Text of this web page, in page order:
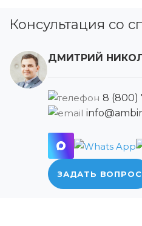
Консультация со
ДМИТРИЙ
8 (800)
ЗАДАТЬ ВОПРОС